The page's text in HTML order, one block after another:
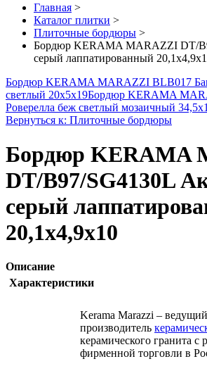
Главная >
Каталог плитки >
Плиточные бордюры >
Бордюр KERAMA MARAZZI DT/
серый лаппатированный
Бордюр KERAMA MARAZZI BLB017
светлый 20х5х19Бордюр KERAMA
Роверелла беж светлый мозаичный
Вернуться к: Плиточные бордюры
Бордюр KERAMA
DT/B97/SG4130L
серый
20,1х4,9х10
Описание
Характеристики
Kerama Marazzi –
производитель
керамического гранита с
фирменной торговли в